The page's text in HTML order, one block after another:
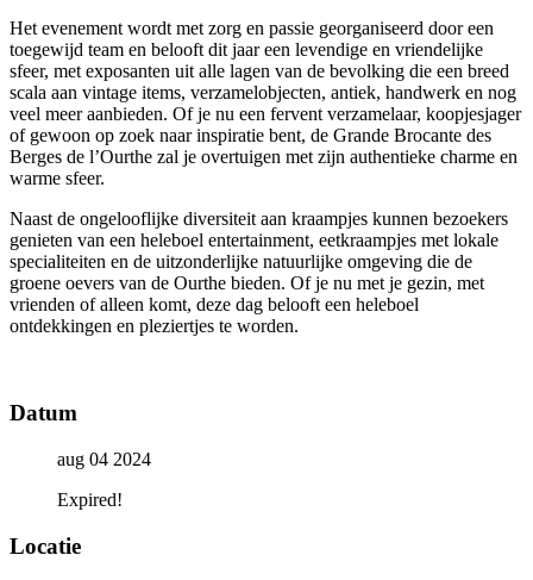
Het evenement wordt met zorg en passie georganiseerd door een
toegewijd team en belooft dit jaar een levendige en vriendelijke
sfeer, met exposanten uit alle lagen van de bevolking die een breed
scala aan vintage items, verzamelobjecten, antiek, handwerk en nog
veel meer aanbieden. Of je nu een fervent verzamelaar, koopjesjager
of gewoon op zoek naar inspiratie bent, de Grande Brocante des
Berges de l’Ourthe zal je overtuigen met zijn authentieke charme en
warme sfeer.
Naast de ongelooflijke diversiteit aan kraampjes kunnen bezoekers
genieten van een heleboel entertainment, eetkraampjes met lokale
specialiteiten en de uitzonderlijke natuurlijke omgeving die de
groene oevers van de Ourthe bieden. Of je nu met je gezin, met
vrienden of alleen komt, deze dag belooft een heleboel
ontdekkingen en pleziertjes te worden.
Datum
aug 04 2024
Expired!
Locatie